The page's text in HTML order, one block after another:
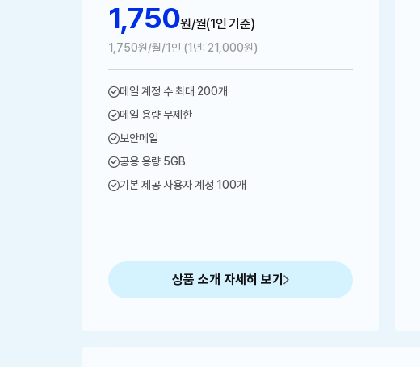
1,750원/월(1인 기준)
1,750원/월/1인 (1년: 21,000원)
메일 계정 수 최대 200개
메일 용량 무제한
보안메일
공용 용량 5GB
기본 제공 사용자 계정 100개
상품 소개 자세히 보기